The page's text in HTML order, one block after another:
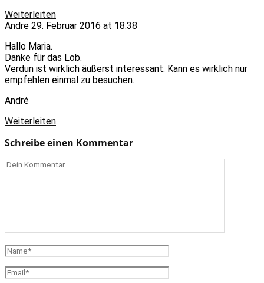
Weiterleiten
Andre 29. Februar 2016 at 18:38
Hallo Maria.
Danke für das Lob.
Verdun ist wirklich äußerst interessant. Kann es wirklich nur
empfehlen einmal zu besuchen.
André
Weiterleiten
Schreibe einen Kommentar